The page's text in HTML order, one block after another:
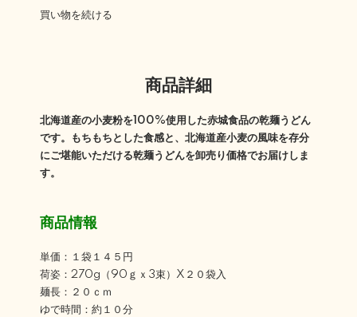
買い物を続ける
商品詳細
北海道産の小麦粉を100%使用した赤城食品の乾麺うどん
です。もちもちとした食感と、北海道産小麦の風味を存分
にご堪能いただける乾麺うどんを卸売り価格でお届けしま
す。
商品情報
単価：１袋１４５円
荷姿：270g（90ｇｘ3束）X２０袋入
麺長：２０ｃｍ
ゆで時間：約１０分